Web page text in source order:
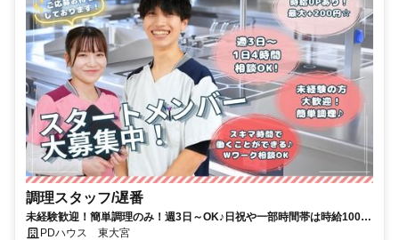
調理スタッフ/遅番
未経験歓迎！簡単調理のみ！週3日～OK♪日祝や一部時間帯は時給100円
UP♪PDハウス 東大宮